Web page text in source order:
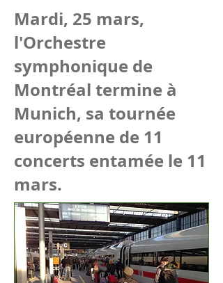
Mardi, 25 mars,
l'Orchestre
symphonique de
Montréal termine à
Munich, sa tournée
européenne de 11
concerts entamée le 11
mars.